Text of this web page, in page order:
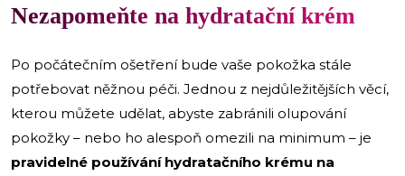
Nezapomeňte na hydratační krém
Po počátečním ošetření bude vaše pokožka stále
potřebovat něžnou péči. Jednou z nejdůležitějších věcí,
kterou můžete udělat, abyste zabránili olupování
pokožky – nebo ho alespoň omezili na minimum – je
pravidelné používání hydratačního krému na